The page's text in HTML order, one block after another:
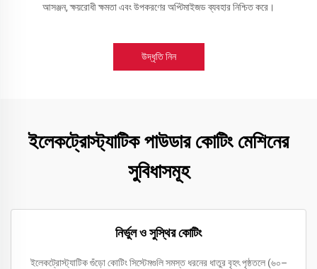
আসঞ্জন, ক্ষয়রোধী ক্ষমতা এবং উপকরণের অপ্টিমাইজড ব্যবহার নিশ্চিত করে।
উদ্ধৃতি নিন
ইলেকট্রোস্ট্যাটিক পাউডার কোটিং মেশিনের
সুবিধাসমূহ
নির্ভুল ও সুস্থির কোটিং
ইলেকট্রোস্ট্যাটিক গুঁড়ো কোটিং সিস্টেমগুলি সমস্ত ধরনের ধাতুর বৃহৎ পৃষ্ঠতলে (৬০–